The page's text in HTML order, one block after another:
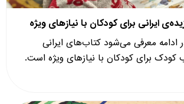
ادامه معرفی می‌شود کتاب‌های ایرانی
کودک برای کودکان با نیازهای ویژه است.